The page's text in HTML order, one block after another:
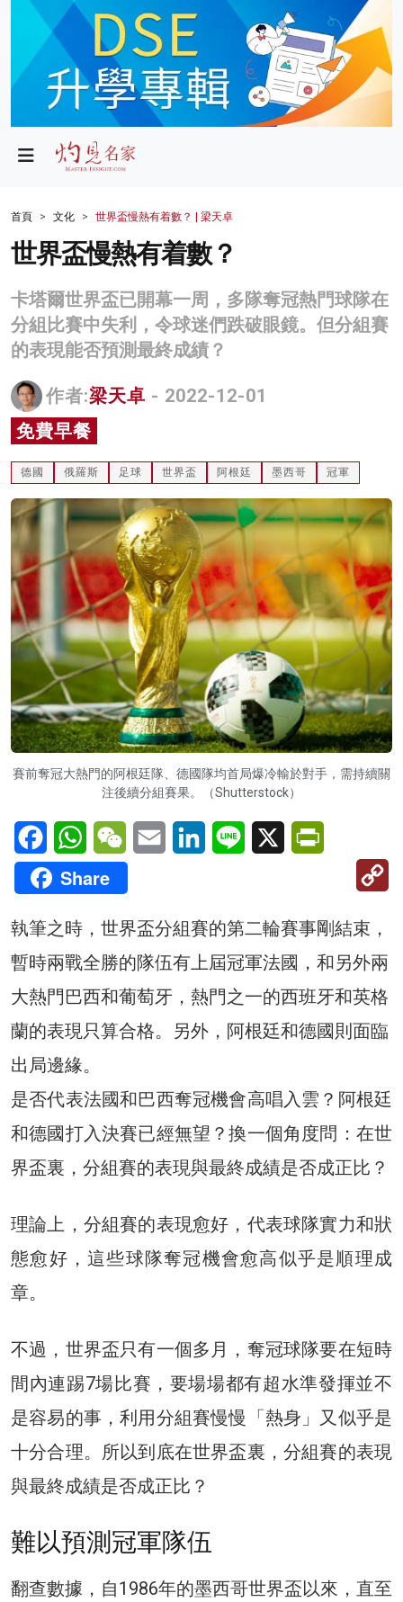
政局
財經
生活
商業
科技
影片
名家榜
灼見活動
關於我們
首頁 文化 世界盃慢熱有着數？ | 梁天卓
世界盃慢熱有着數？
卡塔爾世界盃已開幕一周，多隊奪冠熱門球隊在
分組比賽中失利，令球迷們跌破眼鏡。但分組賽
的表現能否預測最終成績？
作者:梁天卓 - 2022-12-01
免費早餐
德國 俄羅斯 足球 世界盃 阿根廷 墨西哥 冠軍
賽前奪冠大熱門的阿根廷隊、德國隊均首局爆冷輸於對手，需持續關
注後續分組賽果。（Shutterstock）
FacebookWhatsAppWeChatEmail LinkedInLine X
Share
執筆之時，世界盃分組賽的第二輪賽事剛結束，
暫時兩戰全勝的隊伍有上屆冠軍法國，和另外兩
大熱門巴西和葡萄牙，熱門之一的西班牙和英格
蘭的表現只算合格。另外，阿根廷和德國則面臨
出局邊緣。
是否代表法國和巴西奪冠機會高唱入雲？阿根廷
和德國打入決賽已經無望？換一個角度問：在世
界盃裏，分組賽的表現與最終成績是否成正比？
理論上，分組賽的表現愈好，代表球隊實力和狀
態愈好，這些球隊奪冠機會愈高似乎是順理成
章。
不過，世界盃只有一個多月，奪冠球隊要在短時
間內連踢7場比賽，要場場都有超水準發揮並不
是容易的事，利用分組賽慢慢「熱身」又似乎是
十分合理。所以到底在世界盃裏，分組賽的表現
與最終成績是否成正比？
難以預測冠軍隊伍
翻查數據，自1986年的墨西哥世界盃以來，直至